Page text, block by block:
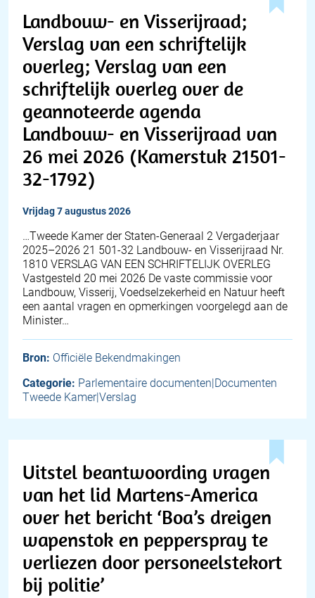
Landbouw- en Visserijraad;
Verslag van een schriftelijk
overleg; Verslag van een
schriftelijk overleg over de
geannoteerde agenda
Landbouw- en Visserijraad van
26 mei 2026 (Kamerstuk 21501-
32-1792)
vrijdag 7 augustus 2026
…Tweede Kamer der Staten-Generaal 2 Vergaderjaar
2025–2026 21 501-32 Landbouw- en Visserijraad Nr.
1810 VERSLAG VAN EEN SCHRIFTELIJK OVERLEG
Vastgesteld 20 mei 2026 De vaste commissie voor
Landbouw, Visserij, Voedselzekerheid en Natuur heeft
een aantal vragen en opmerkingen voorgelegd aan de
Minister…
Bron: Officiële Bekendmakingen
Categorie: Parlementaire documenten|Documenten
Tweede Kamer|Verslag
Uitstel beantwoording vragen
van het lid Martens-America
over het bericht ‘Boa’s dreigen
wapenstok en pepperspray te
verliezen door personeelstekort
bij politie’